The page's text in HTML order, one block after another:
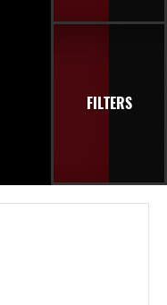
FILTERS